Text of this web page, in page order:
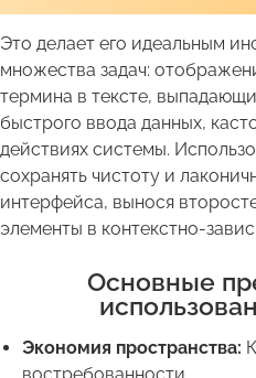
Это делает его идеальным
множества задач:
термина в тексте,
быстрого ввода данных,
действиях системы.
сохранять чистоту и
интерфейса, вынося
элементы в контекстно-
Основные
Экономия пространства: